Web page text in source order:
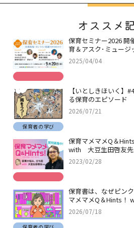
オススメ
保育セミナー2026 開
育＆アスク･ミュー
2025/04/04
【いとしきほいく】#45 雨をうつ！｜まんが
る保育のエピソード
2026/07/21
保育者の学び
保育マメマメQ＆
with 大豆生田啓友
2023/02/28
保育書は、なぜピン
マメマメQ＆Hints！
2026/07/18